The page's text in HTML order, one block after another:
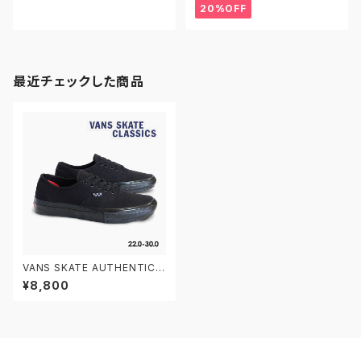
20%OFF
最近チェックした商品
VANS SKATE AUTHENTIC V
N0A5FC8BKA 22.0-30.0 ヴ
ァンズ スケートオーセンティック
¥8,800